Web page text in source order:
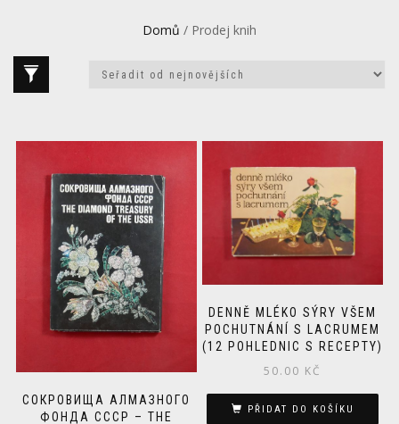
Domů / Prodej knih
СОКРОВИЩА АЛМАЗНОГО
ФОНДА СССР – THE
DENNĚ MLÉKO SÝRY VŠEM
POCHUTNÁNÍ S LACRUMEM
(12 POHLEDNIC S RECEPTY)
50.00 KČ
PŘIDAT DO KOŠÍKU